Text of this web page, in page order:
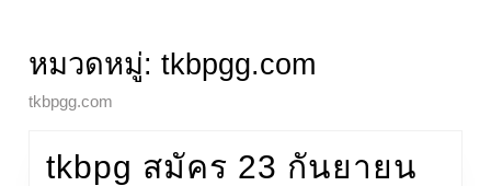
หมวดหมู่:tkbpgg.com
tkbpgg.com
tkbpg สมัคร 23 กันยายน